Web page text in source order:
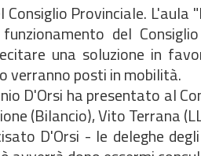
Consiglio Provinciale.
del
una soluzione in
verranno posti in mobilità.
D'Orsi ha presentato al
(Bilancio), Vito Terrana
D'Orsi - le deleghe